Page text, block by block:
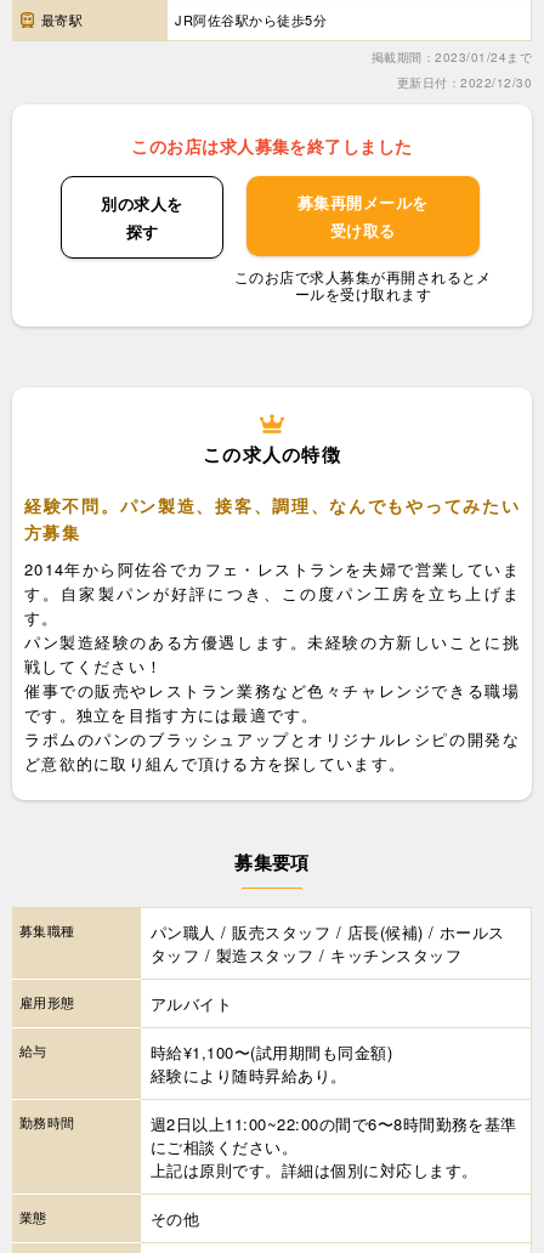
最寄駅 JR阿佐谷駅から徒歩5分
掲載期間：2023/01/24まで
更新日付：2022/12/30
このお店は求人募集を終了しました
別の求人を
探す
募集再開メールを
受け取る
このお店で求人募集が再開されるとメ
ールを受け取れます
この求人の特徴
経験不問。パン製造、接客、調理、なんでもやってみたい
方募集
2014年から阿佐谷でカフェ・レストランを夫婦で営業していま
す。自家製パンが好評につき、この度パン工房を立ち上げま
す。
パン製造経験のある方優遇します。未経験の方新しいことに挑
戦してください！
催事での販売やレストラン業務など色々チャレンジできる職場
です。独立を目指す方には最適です。
ラポムのパンのブラッシュアップとオリジナルレシピの開発な
ど意欲的に取り組んで頂ける方を探しています。
募集要項
募集職種
パン職人 / 販売スタッフ / 店長(候補) / ホールス
タッフ / 製造スタッフ / キッチンスタッフ
雇用形態 アルバイト
給与
時給¥1,100〜(試用期間も同金額)
経験により随時昇給あり。
勤務時間
週2日以上11:00~22:00の間で6〜8時間勤務を基準
にご相談ください。
上記は原則です。詳細は個別に対応します。
業態 その他